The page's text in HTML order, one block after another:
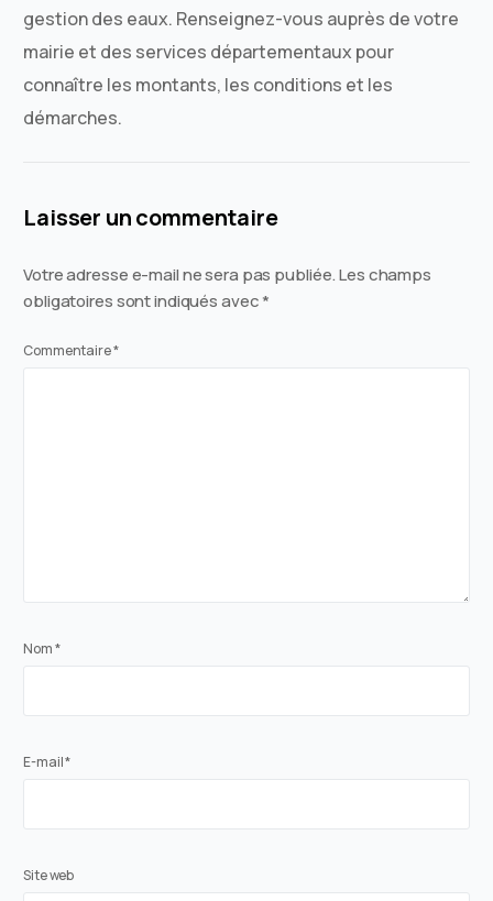
gestion des eaux. Renseignez-vous auprès de votre
mairie et des services départementaux pour
connaître les montants, les conditions et les
démarches.
Laisser un commentaire
Votre adresse e-mail ne sera pas publiée.Les champs
obligatoires sont indiqués avec*
Commentaire*
Nom*
E-mail*
Site web